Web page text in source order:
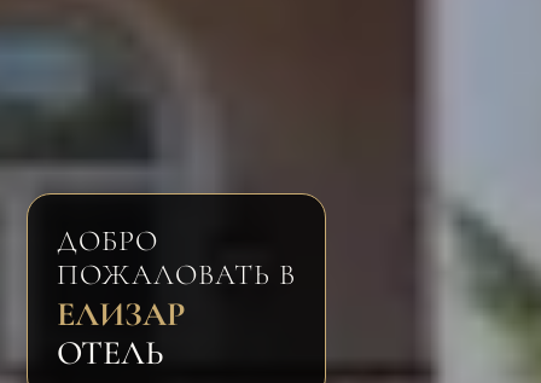
ДОБРО
ПОЖАЛОВАТЬ В
ЕЛИЗАР
ОТЕЛЬ